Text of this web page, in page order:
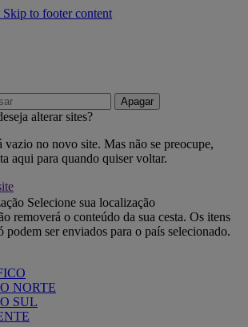
Skip to footer content
Apagar
alterar sites?
vazio no novo site. Mas não se preocupe,
aqui para quando quiser voltar.
Selecione sua localização
removerá o conteúdo da sua cesta. Os itens
podem ser enviados para o país selecionado.
NORTE
SUL